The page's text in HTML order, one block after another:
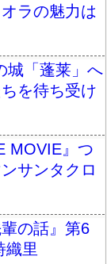
ラの魅力は
城「蓬莱」へ
を待ち受け
MOVIE』つ
サンタクロ
の話』第6
織里